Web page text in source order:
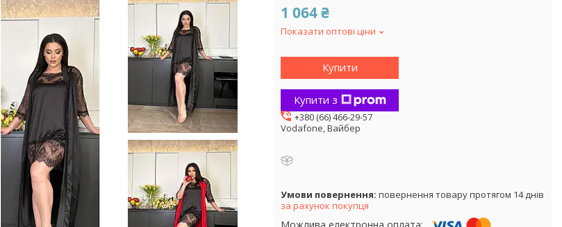
1 064 ₴
Показати оптові ціни
Купити
Купити з
+380 (66) 466-29-57
Vodafone, Вайбер
повернення товару протягом 14 днів
за рахунок покупця